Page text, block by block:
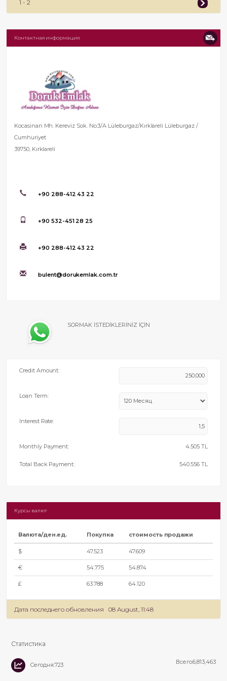
1 - 2
Контактная информация
Kocasinan Mh. Kereviz Sok. No:3/A Lüleburgaz/Kırklareli Lüleburgaz /
Cumhuriyet
39750, Kırklareli
+90 288-412 43 22
+90 532-451 28 25
+90 288-412 43 22
bulent@dorukemlak.com.tr
SORMAK İSTEDİKLERİNİZ İÇİN
Credit Amount:
Loan Term:
Interest Rate:
Monthly Payment: 4.505 TL
Total Back Payment: 540.556 TL
Курсы валют
Валюта/ден.ед. Покупка стоимость продажи
$ 47.523 47.609
€ 54.775 54.874
£ 63.788 64.120
Дата последнего обновления 08 August, 11:48
Статистика
Сегодня:723 Всего:6,813,463